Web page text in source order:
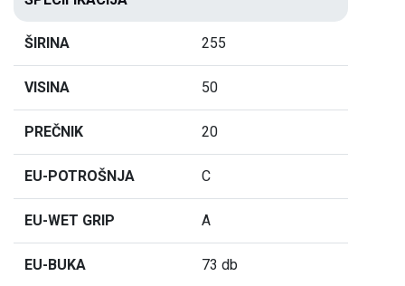
ŠIRINA 255
VISINA 50
PREČNIK 20
EU-POTROŠNJA C
EU-WET GRIP A
EU-BUKA 73 db